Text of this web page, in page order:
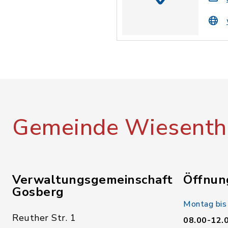
Gemeinde
Verwaltungsgemeinschaft
Gosberg
Reuther Str. 1
Montag
08.00-